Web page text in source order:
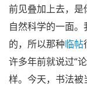
前见叠加上去，
自然科学的一面
的，所以那种临帖
许多年前就说过“
样。今天，书法被